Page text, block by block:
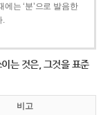
에는 ‘분’으로 발음한
.
는 것은, 그것을 표준
비고